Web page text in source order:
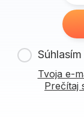
Tvoja e-
Prečítaj